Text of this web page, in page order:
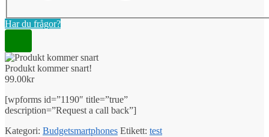
Har du frågor?
Produkt kommer snart!
99.00kr
[wpforms id=”1190″ title=”true”
description=”Request a call back”]
Kategori: Budgetsmartphones Etikett: test